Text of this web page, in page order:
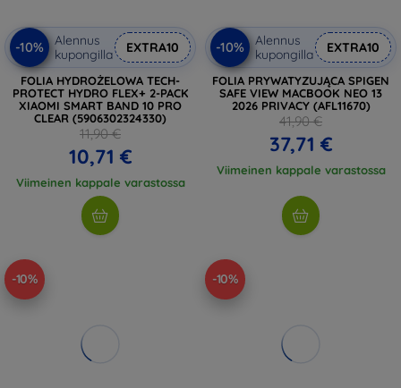
-10%
Alennus
kupongilla
EXTRA10
FOLIA HYDROŻELOWA TECH-
PROTECT HYDRO FLEX+ 2-PACK
XIAOMI SMART BAND 10 PRO
CLEAR (5906302324330)
11,90 €
10,71 €
Viimeinen kappale varastossa
-10%
Alennus
kupongilla
EXTRA10
FOLIA PRYWATYZUJĄCA SPIGEN
SAFE VIEW MACBOOK NEO 13
2026 PRIVACY (AFL11670)
41,90 €
37,71 €
Viimeinen kappale varastossa
-10% -10%